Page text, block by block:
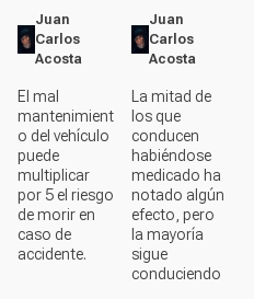
Juan
Carlos
Acosta
El mal
mantenimient
o del vehículo
puede
multiplicar
por 5 el riesgo
de morir en
caso de
accidente.
Juan
Carlos
Acosta
La mitad de
los que
conducen
habiéndose
medicado ha
notado algún
efecto, pero
la mayoría
sigue
conduciendo